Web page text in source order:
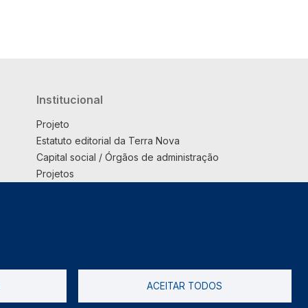
Institucional
Projeto
Estatuto editorial da Terra Nova
Capital social / Órgãos de administração
Projetos
ACEITAR TODOS